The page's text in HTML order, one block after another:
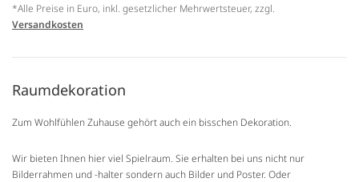
*Alle Preise in Euro, inkl. gesetzlicher Mehrwertsteuer, zzgl.
Versandkosten
Raumdekoration
Zum Wohlfühlen Zuhause gehört auch ein bisschen Dekoration.
Wir bieten Ihnen hier viel Spielraum. Sie erhalten bei uns nicht nur
Bilderrahmen und -halter sondern auch Bilder und Poster. Oder